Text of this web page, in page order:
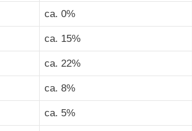
ca. 0%
ca. 15%
ca. 22%
ca. 8%
ca. 5%